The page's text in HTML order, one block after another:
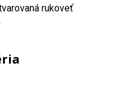
rukoveť